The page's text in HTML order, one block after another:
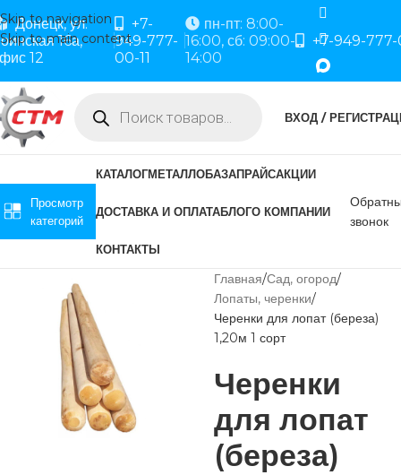
Skip to navigation
Skip to main content
Донецк, ул.
16а,
12
+7-
949-777-
00-11
пн-пт: 8:00-
16:00, сб: 09:00-
14:00
+7-949-777-
ВХОД /
Просмотр
категорий
КАТАЛОГМЕТАЛЛОБАЗАПРАЙСАКЦИИ
ДОСТАВКА И ОПЛАТАБЛОГО КОМПАНИИ
КОНТАКТЫ
звонок
Главная Сад, огород
Лопаты, черенки
Черенки для лопат (береза)
1,20м 1 сорт
Черенки
для лопат
(береза)